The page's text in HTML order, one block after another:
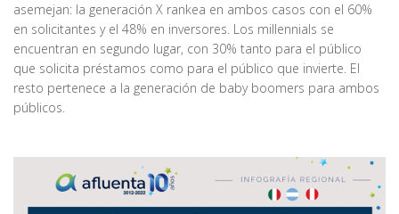
asemejan: la generación X rankea en ambos casos con el 60%
en solicitantes y el 48% en inversores. Los millennials se
encuentran en segundo lugar, con 30% tanto para el público
que solicita préstamos como para el público que invierte. El
resto pertenece a la generación de baby boomers para ambos
públicos.